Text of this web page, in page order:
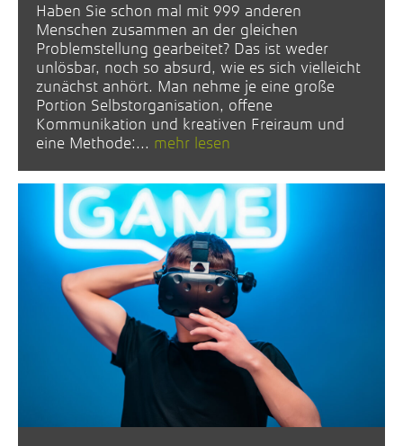
Haben Sie schon mal mit 999 anderen
Menschen zusammen an der gleichen
Problemstellung gearbeitet? Das ist weder
unlösbar, noch so absurd, wie es sich vielleicht
zunächst anhört. Man nehme je eine große
Portion Selbstorganisation, offene
Kommunikation und kreativen Freiraum und
eine Methode:... mehr lesen